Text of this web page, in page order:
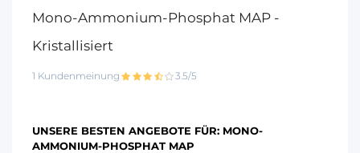
Mono-Ammonium-Phosphat MAP -
Kristallisiert
1 Kundenmeinung 3.5/5
UNSERE BESTEN ANGEBOTE FÜR: MONO-
AMMONIUM-PHOSPHAT MAP